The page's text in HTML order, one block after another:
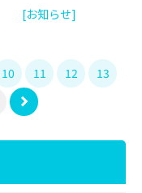
[お知らせ]
10 11 12
13